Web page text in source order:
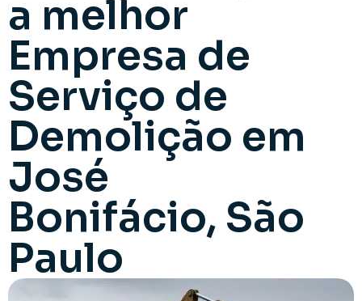
a melhor
Empresa de
Serviço de
Demolição em
José
Bonifácio, São
Paulo